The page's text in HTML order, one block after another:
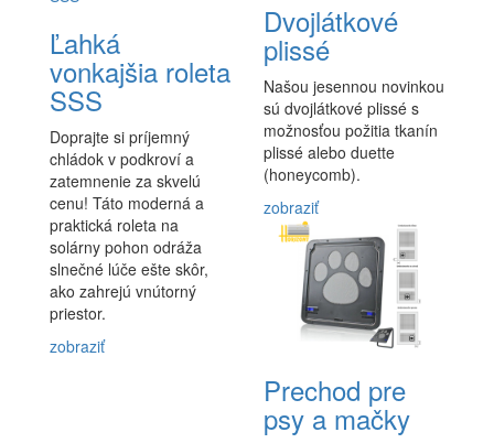
Ľahká
vonkajšia roleta
SSS
Doprajte si príjemný
chládok v podkroví a
zatemnenie za skvelú
cenu! Táto moderná a
praktická roleta na
solárny pohon odráža
slnečné lúče ešte skôr,
ako zahrejú vnútorný
priestor.
zobraziť
Dvojlátkové
plissé
Našou jesennou novinkou
sú dvojlátkové plissé s
možnosťou požitia tkanín
plissé alebo duette
(honeycomb).
zobraziť
Prechod pre
psy a mačky